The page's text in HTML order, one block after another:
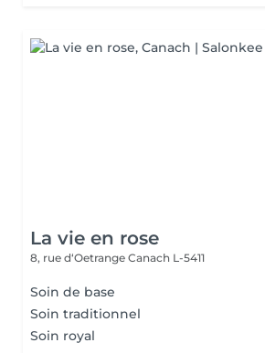
La vie en rose
8, rue d‘Oetrange Canach L-5411
Soin de base
Soin traditionnel
Soin royal